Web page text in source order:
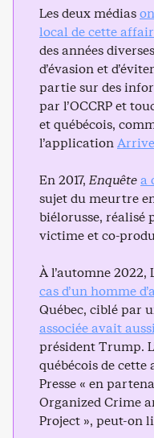
Les deux médias
local de cette
des années
d’évasion et
partie sur des
par l’OCCRP et
et québécois,
l’application
En 2017, Enquêtea
sujet du meurtre
biélorusse, réalisé
victime et co-
À l’automne 2022,
cas d’un homme
Québec, ciblé par
associée avait
président Trump.
québécois de
Presse « en
Organized Crime
Project », peut-on